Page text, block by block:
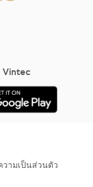
วามเป็นส่วนตัว